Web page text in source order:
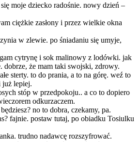
moje dziecko radośnie. nowy dzień –
ciężkie zasłony i przez wielkie okna
w zlewie. po śniadaniu się umyje,
cytrynę i sok malinowy z lodówki. jak
dobrze, że mam taki swojski, zdrowy.
sterty. to do prania, a to na górę. weź to
już lepiej.
stóp w przedpokoju.. a co to dopiero
odkurzaczem.
no to dobra, czekamy, pa.
fajnie. postaw tutaj, po obiadku Tosiulku
trudno nadawcę rozszyfrować.